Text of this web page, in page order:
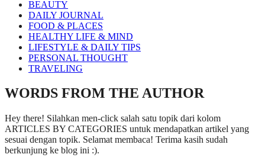
BEAUTY
DAILY JOURNAL
FOOD & PLACES
HEALTHY LIFE & MIND
LIFESTYLE & DAILY TIPS
PERSONAL THOUGHT
TRAVELING
WORDS FROM THE AUTHOR
Hey there! Silahkan men-click salah satu topik dari kolom
ARTICLES BY CATEGORIES untuk mendapatkan artikel yang
sesuai dengan topik. Selamat membaca! Terima kasih sudah
berkunjung ke blog ini :).